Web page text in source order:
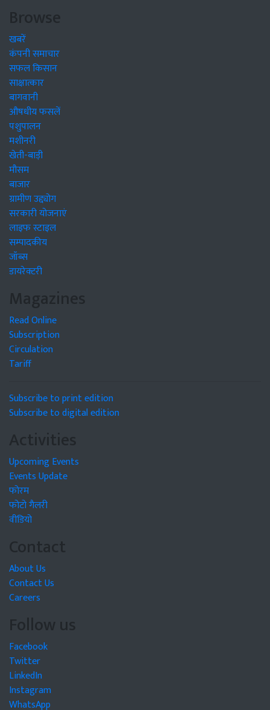
Browse
खबरें
कंपनी समाचार
सफल किसान
साक्षात्कार
बागवानी
औषधीय फसलें
पशुपालन
मशीनरी
खेती-बाड़ी
मौसम
बाजार
ग्रामीण उद्द्योग
सरकारी योजनाएं
लाइफ स्टाइल
सम्पादकीय
जॉब्स
डायरेक्टरी
Magazines
Read Online
Subscription
Circulation
Tariff
Subscribe to print edition
Subscribe to digital edition
Activities
Upcoming Events
Events Update
फोरम
फोटो गैलरी
वीडियो
Contact
About Us
Contact Us
Careers
Follow us
Facebook
Twitter
LinkedIn
Instagram
WhatsApp